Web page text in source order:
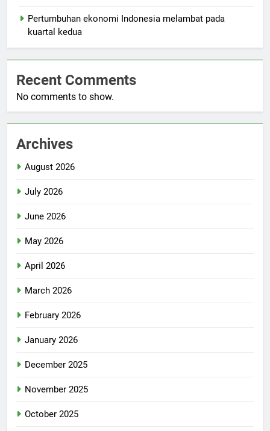
Pertumbuhan ekonomi Indonesia melambat pada
kuartal kedua
Recent Comments
No comments to show.
Archives
August 2026
July 2026
June 2026
May 2026
April 2026
March 2026
February 2026
January 2026
December 2025
November 2025
October 2025